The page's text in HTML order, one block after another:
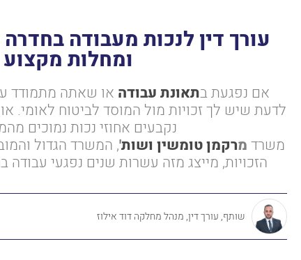
עורך דין לנכות מעבודה
ומחלות מקצוע
אם נפגעת בתאונת עבודה או שאתה מתמודד
לדעת שיש לך זכויות מול המוסד לביטוח לאומי.
נקבעים אחוזי נכות נמוכים
משרדמרקמן טומשין ושות', המשרד הגדול
הזכויות, מייצג מזה עשרות שנים נפגעי
שותף, עורך דין, מנהל מחלקה דוד אילוז